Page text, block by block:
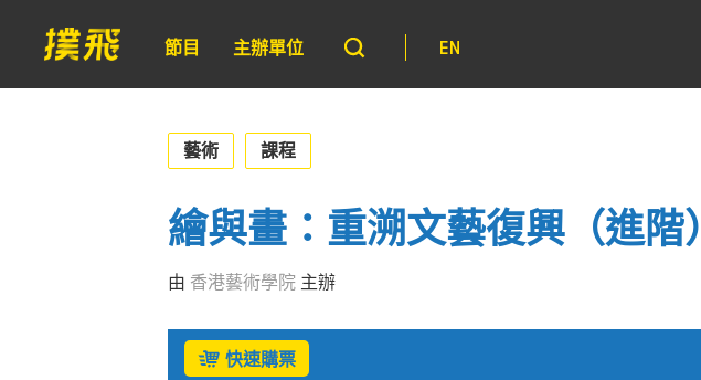
節目 主辦單位 EN
藝術 課程
繪與畫：重溯文藝復興（進階）
由 香港藝術學院 主辦
快速購票